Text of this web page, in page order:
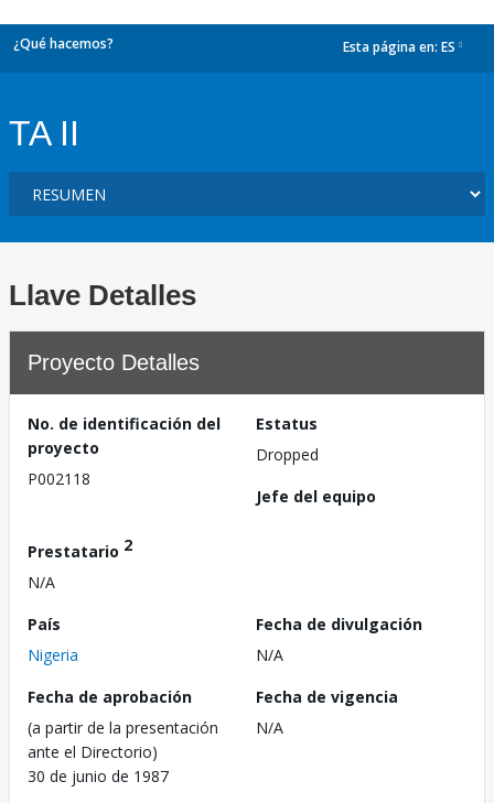
¿Qué hacemos? Esta página en: ES
TA II
Llave Detalles
Proyecto Detalles
No. de identificación del
proyecto
P002118
Estatus
Dropped
Jefe del equipo
Prestatario 2
N/A
País
Nigeria
Fecha de divulgación
N/A
Fecha de aprobación
(a partir de la presentación
ante el Directorio)
30 de junio de 1987
Fecha de vigencia
N/A